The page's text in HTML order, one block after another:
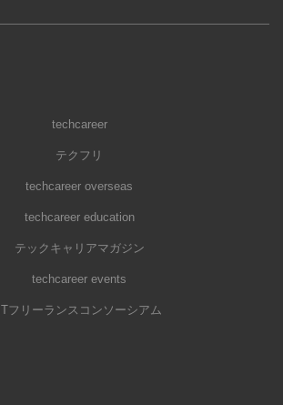
techcareer
テクフリ
techcareer overseas
techcareer education
テックキャリアマガジン
techcareer events
ITフリーランスコンソーシアム